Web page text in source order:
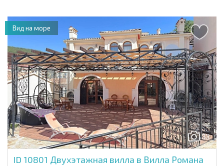
33
ID 10801 Двухэтажная вилла в Вилла Романа
Вид на море